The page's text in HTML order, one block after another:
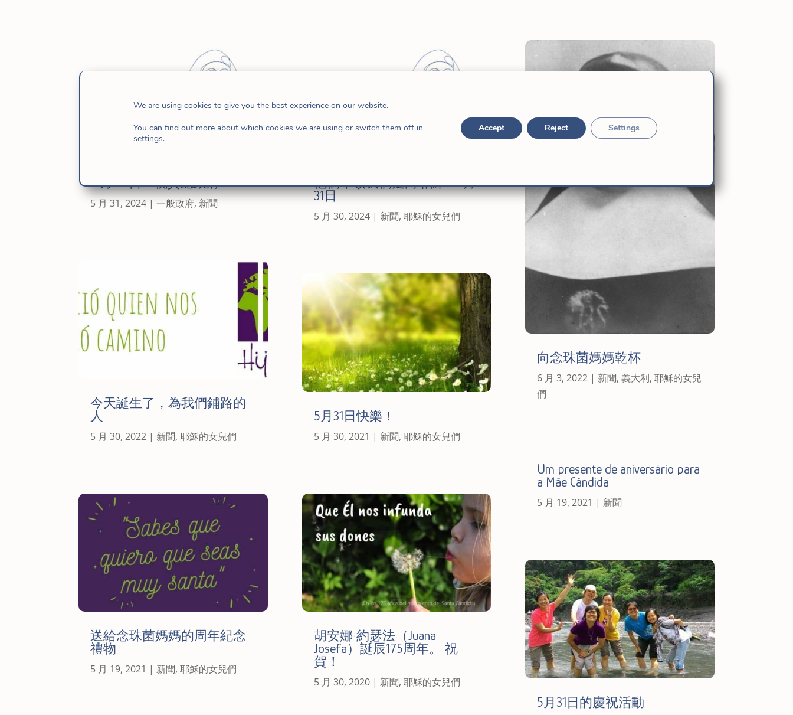
5 月 31 日 – 祝賀總政府
5 月 31, 2024 |一般政府, 新聞
今天誕生了，為我們鋪路的
人
5 月 30, 2022 | 新聞,耶穌的女兒們
送給念珠菌媽媽的周年紀念
禮物
5 月 19, 2021 | 新聞,耶穌的女兒們
他們帶領我們走向耶穌 – 5月
31日
5 月 30, 2024| 新聞, 耶穌的女兒們
5月31日快樂！
5 月 30, 2021 | 新聞, 耶穌的女兒們
胡安娜·約瑟法（Juana
Josefa）誕辰175周年。 祝
賀！
5 月 30, 2020| 新聞, 耶穌的女兒們
向念珠菌媽媽乾杯
6 月 3, 2022| 新聞, 義大利, 耶穌的女兒
們
Um presente de aniversário para
a Mãe Cândida
5 月 19, 2021 | 新聞
5月31日的慶祝活動
We are using cookies to give you the best experience on our website.
You can find out more about which cookies we are using or switch them off in
settings.
Accept Reject Settings